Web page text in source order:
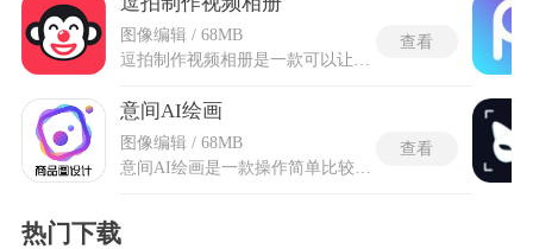
图像编辑 / 68MB
逗拍制作视频相册是一款可以让你用手机轻松创作各种趣味短视频的APP，主打有趣与简单易用，内置丰富且好玩的场景模板。用户可将自己的头像植入视频，化身不同角色参与预设剧情，快速生成充满恶搞与幽默效果的短片。软件提供直观的编辑与合成流程，无需复杂操作即可完成从选场景、导入形象到生成视频的全过程，让创作既轻松又富娱乐性。无论是日常逗趣还是社交分享，都能借助多样模板与形象演绎，制作出个性鲜明、笑点十足的短视频，满足娱乐与创意表达的需求。
查看
意间AI绘画
图像编辑 / 68MB
查看
热门下载